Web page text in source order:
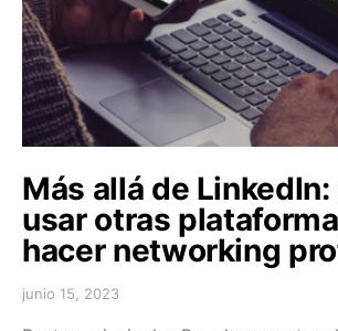
Más allá de
usar otras
hacer networking
junio 15, 2023